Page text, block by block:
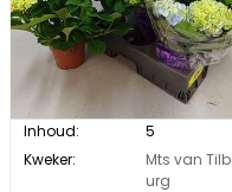
Inhoud:
5
Kweker:
Mts van Tilb
urg